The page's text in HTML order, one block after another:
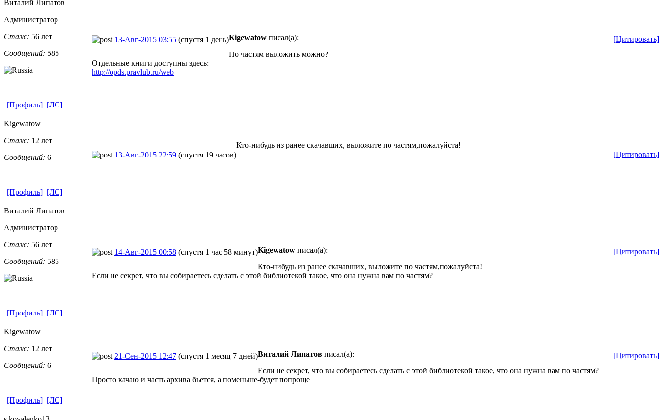
Виталий Липатов
Администратор
Стаж: 56 лет
Сообщений: 585
13-Авг-2015 03:55 (спустя 1 день) [Цитировать]
Kigewatow писал(а):
По частям выложить можно?
Отдельные книги доступны здесь:
http://opds.pravlub.ru/web
[Профиль] [ЛС]
Kigewatow
Стаж: 12 лет
Сообщений: 6 13-Авг-2015 22:59 (спустя 19 часов) [Цитировать]
Кто-нибудь из ранее скачавших, выложите по частям,пожалуйста!
[Профиль] [ЛС]
Виталий Липатов
Администратор
Стаж: 56 лет
Сообщений: 585
14-Авг-2015 00:58 (спустя 1 час 58 минут) [Цитировать]
Kigewatow писал(а):
Кто-нибудь из ранее скачавших, выложите по частям,пожалуйста!
Если не секрет, что вы собираетесь сделать с этой библиотекой такое, что она нужна вам по частям?
[Профиль] [ЛС]
Kigewatow
Стаж: 12 лет
Сообщений: 6
21-Сен-2015 12:47 (спустя 1 месяц 7 дней) [Цитировать]
Виталий Липатов писал(а):
Если не секрет, что вы собираетесь сделать с этой библиотекой такое, что она нужна вам по частям?
Просто качаю и часть архива бьется, а поменьше-будет попроще
[Профиль] [ЛС]